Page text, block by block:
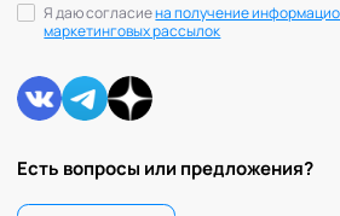
Есть вопросы или предложения?
Я даю согласиена получение
маркетинговых рассылок